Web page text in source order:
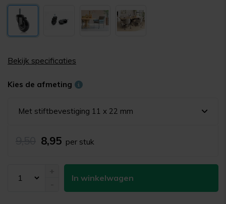
Bekijk specificaties
Kies de afmeting
Met stiftbevestiging 11 x 22 mm
8,95 per stuk
In winkelwagen